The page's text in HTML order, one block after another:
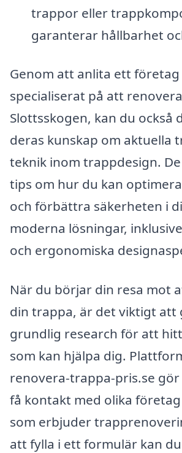
trappor eller
garanterar hållbarhet
Genom att anlita ett
specialiserat på att
Slottsskogen, kan du också
deras kunskap om aktuella
teknik inom trappdesign.
tips om hur du kan
och förbättra säkerheten i
moderna lösningar,
och ergonomiska
När du börjar din resa mot
din trappa, är det viktigt att
grundlig research för att
som kan hjälpa dig.
renovera-trappa-pris.se
få kontakt med olika
som erbjuder
att fylla i ett formulär kan